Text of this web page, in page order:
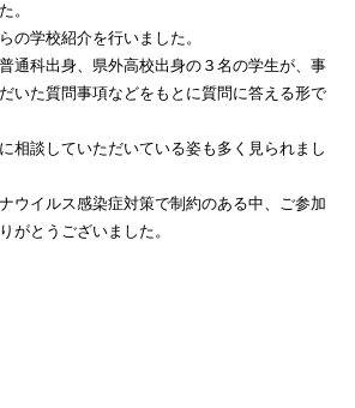
。
の学校紹介を行いました。
通科出身、県外高校出身の３名の学生が、事
いた質問事項などをもとに質問に答える形で
相談していただいている姿も多く見られまし
ウイルス感染症対策で制約のある中、ご参加
がとうございました。